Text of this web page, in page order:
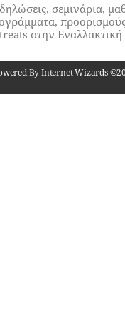
σεμινάρια,
στην Εναλλακτική
By Internet Wizards